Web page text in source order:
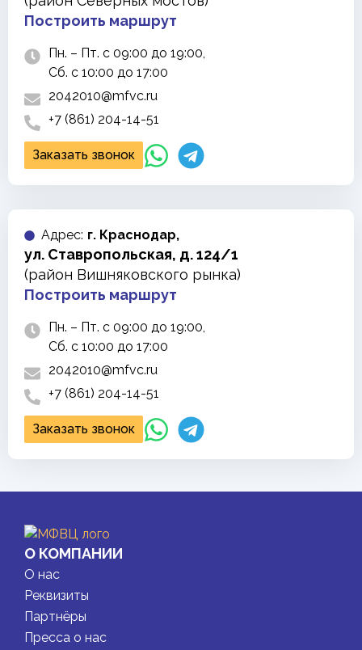
Построить маршрут
Пн. – Пт. с 09:00 до 19:00,
Сб. с 10:00 до 17:00
2042010@mfvc.ru
+7 (861) 204-14-51
Заказать звонок
Адреc: г. Краснодар,
ул. Ставропольская, д. 124/1
(район Вишняковского рынка)
Построить маршрут
Пн. – Пт. с 09:00 до 19:00,
Сб. с 10:00 до 17:00
2042010@mfvc.ru
+7 (861) 204-14-51
Заказать звонок
О КОМПАНИИ
О нас
Реквизиты
Партнёры
Пресса о нас